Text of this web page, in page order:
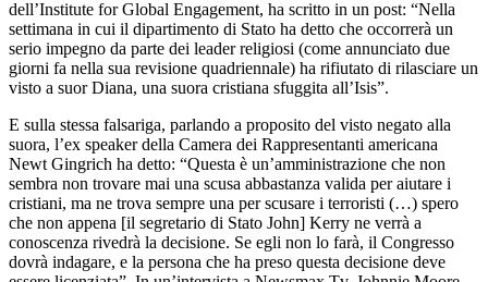
dell’Institute for Global Engagement, ha scritto in un post: “Nella
settimana in cui il dipartimento di Stato ha detto che occorrerà un
serio impegno da parte dei leader religiosi (come annunciato due
giorni fa nella sua revisione quadriennale) ha rifiutato di rilasciare un
visto a suor Diana, una suora cristiana sfuggita all’Isis”.
E sulla stessa falsariga, parlando a proposito del visto negato alla
suora, l’ex speaker della Camera dei Rappresentanti americana
Newt Gingrich ha detto: “Questa è un’amministrazione che non
sembra non trovare mai una scusa abbastanza valida per aiutare i
cristiani, ma ne trova sempre una per scusare i terroristi (…) spero
che non appena [il segretario di Stato John] Kerry ne verrà a
conoscenza rivedrà la decisione. Se egli non lo farà, il Congresso
dovrà indagare, e la persona che ha preso questa decisione deve